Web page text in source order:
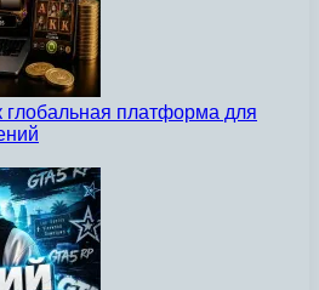
глобальная платформа для